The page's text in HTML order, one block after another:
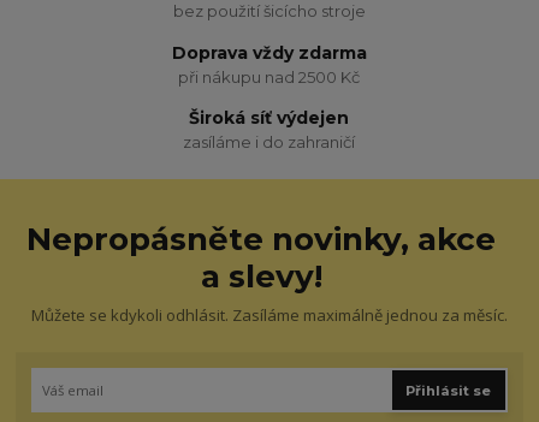
bez použití šicícho stroje
Doprava vždy zdarma
při nákupu nad 2500 Kč
Široká síť výdejen
zasíláme i do zahraničí
Nepropásněte novinky, akce
a slevy!
Můžete se kdykoli odhlásit. Zasíláme maximálně jednou za měsíc.
Přihlásit se